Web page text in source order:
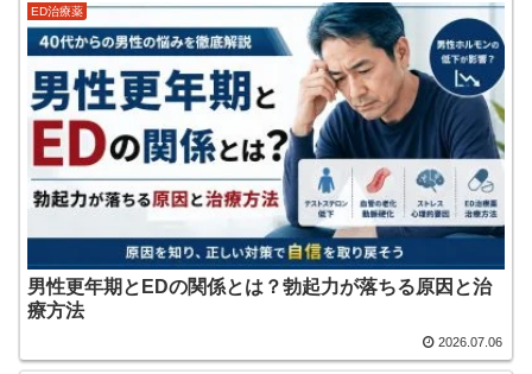
ED治療薬
男性更年期とEDの関係とは？勃起力が落ちる原因と治
療方法
2026.07.06